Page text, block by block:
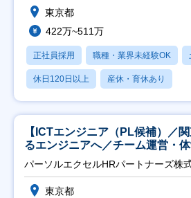
東京都
422万~511万
正社員採用 職種・業界未経験OK
休日120日以上 産休・育休あり
【ICTエンジニア（PL候補）／
るエンジニアへ／チーム運営・
パーソルエクセルHRパートナーズ株
東京都